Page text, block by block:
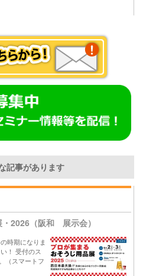
記事があります
2026（阪和 展示会）
時期になりま
！ 受付のス
（スマートフ